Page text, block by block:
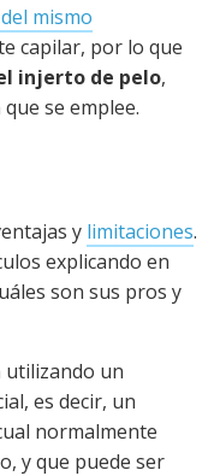
mismo
capilar, por lo que
injerto de pelo,
se emplee.
y limitaciones.
explicando en
son sus pros y
utilizando un
es decir, un
normalmente
y que puede ser